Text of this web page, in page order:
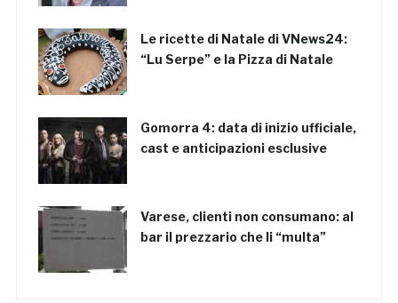
Le ricette di Natale di VNews24:
“Lu Serpe” e la Pizza di Natale
Gomorra 4: data di inizio ufficiale,
cast e anticipazioni esclusive
Varese, clienti non consumano: al
bar il prezzario che li “multa”